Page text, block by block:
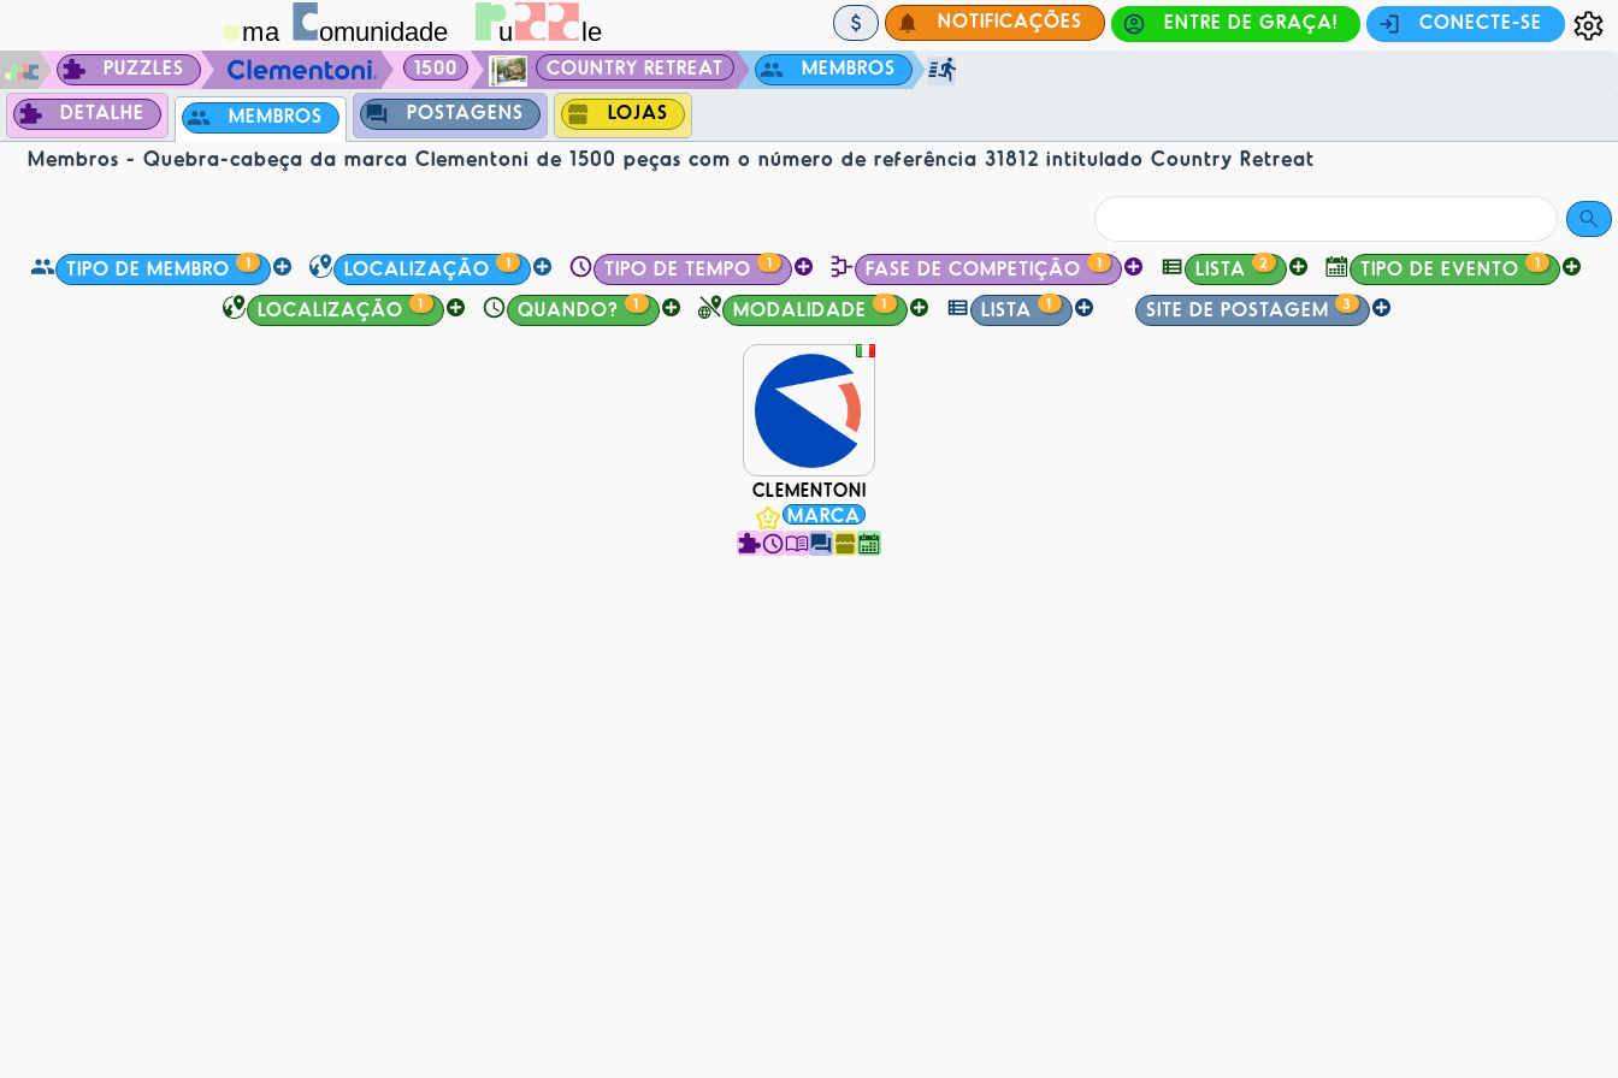
NOTIFICAÇÕES ENTRE DE GRAÇA!
CONECTE-SE
PUZZLES
1500 COUNTRY RETREAT
MEMBROS
DETALHE
MEMBROS POSTAGENS LOJAS
Membros - Quebra-cabeça da marca Clementoni de 1500 peças com o número de referência 31812 intitulado Country Retreat
TIPO DE MEMBRO 1 LOCALIZAÇÃO 1 TIPO DE TEMPO 1 FASE DE COMPETIÇÃO 1 LISTA 2 TIPO DE EVENTO 1
LOCALIZAÇÃO 1 QUANDO? 1 MODALIDADE 1 LISTA 1 SITE DE POSTAGEM 3
CLEMENTONI
MARCA